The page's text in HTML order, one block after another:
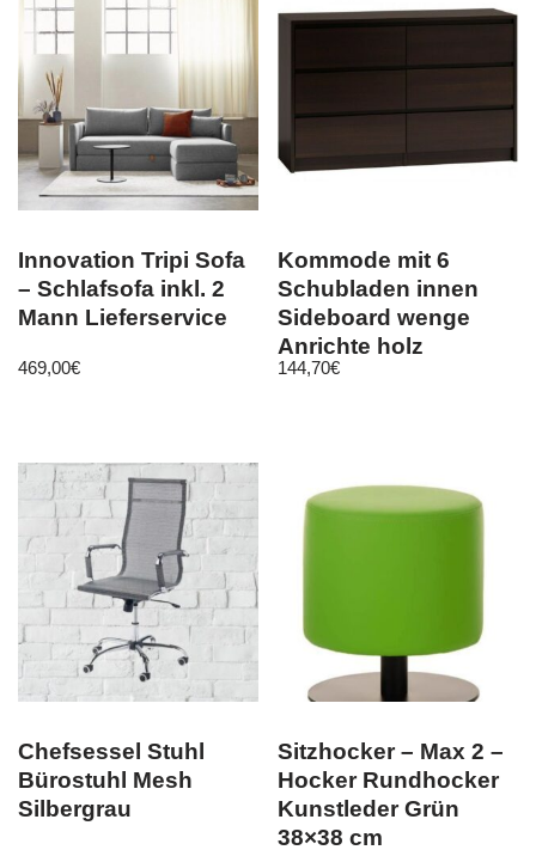
Innovation Tripi Sofa
– Schlafsofa inkl. 2
Mann Lieferservice
469,00€
Kommode mit 6
Schubladen innen
Sideboard wenge
Anrichte holz
144,70€
Chefsessel Stuhl
Bürostuhl Mesh
Silbergrau
Sitzhocker – Max 2 –
Hocker Rundhocker
Kunstleder Grün
38×38 cm